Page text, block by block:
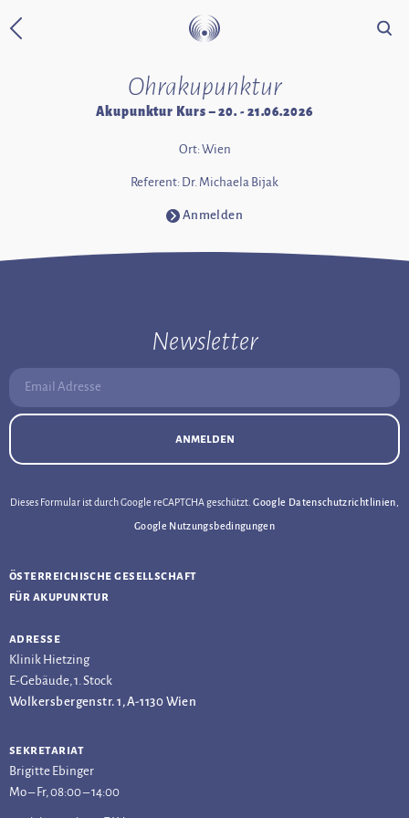
Zurück zur Startseite Suche
Ohrakupunktur
Akupunktur Kurs – 20. - 21.06.2026
Ort: Wien
Referent: Dr. Michaela Bijak
⧁ Anmelden
Newsletter
Email Adresse:
anmelden
Dieses Formular ist durch Google reCAPTCHA geschützt.Google Datenschutzrichtlinien
Google Nutzungsbedingungen
österreichische gesellschaft
für akupunktur
adresse
Klinik Hietzing
E-Gebäude, 1. Stock
Wolkersbergenstr. 1, A-1130 Wien
sekretariat
Brigitte Ebinger
Mo – Fr, 08:00 – 14:00